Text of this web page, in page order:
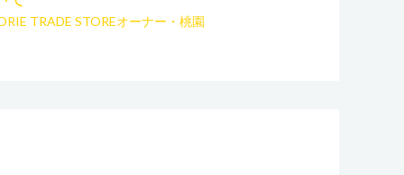
TRADE STOREオーナー・桃園